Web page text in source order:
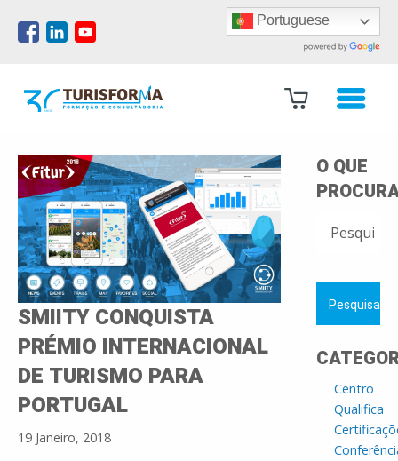
Portuguese
SMIITY CONQUISTA
PRÉMIO INTERNACIONAL
DE TURISMO PARA
PORTUGAL
19 Janeiro, 2018
O QUE
POR:
Centro
Qualifica